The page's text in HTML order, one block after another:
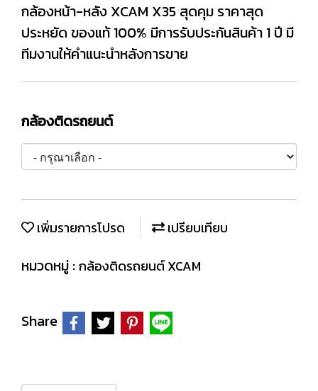
กล้องหน้า-หลัง XCAM X35 สุดคุม ราคาสุด
ประหยัด ของแท้ 100% มีการรับประกันสินค้า 1 ปี มี
ทีมงานให้คำแนะนำหลังการขาย
กล้องติดรถยนต์
เพิ่มรายการโปรด เปรียบเทียบ
หมวดหมู่ :กล้องติดรถยนต์ XCAM
Share